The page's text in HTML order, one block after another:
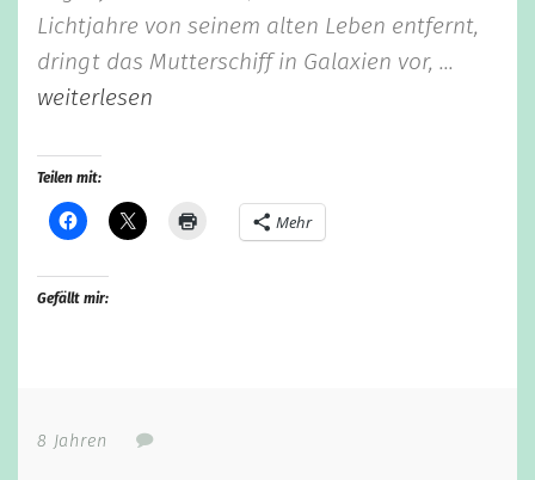
Lichtjahre von seinem alten Leben entfernt,
dringt das Mutterschiff in Galaxien vor, ...
weiterlesen
Teilen mit:
Mehr
Gefällt mir:
8 Jahren